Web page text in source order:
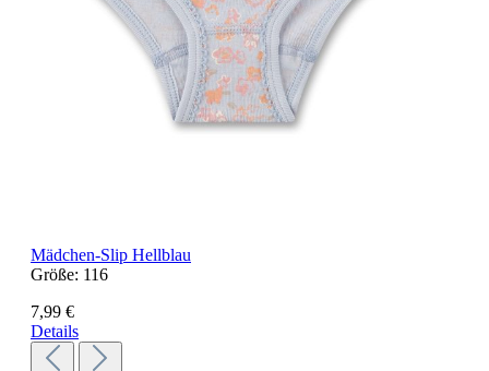
Mädchen-Slip Hellblau
Größe: 116
7,99 €
Details